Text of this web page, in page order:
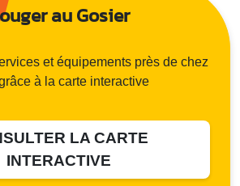
au Gosier
et équipements près de chez
à la carte interactive
LA CARTE
INTERACTIVE